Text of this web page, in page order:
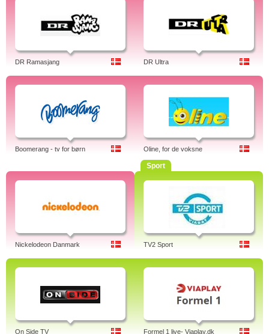
DR Ramasjang DR Ultra
Boomerang - tv for børn Oline, for de voksne
Nickelodeon Danmark
Sport
TV2 Sport
On Side TV Formel 1 live- Viaplay.dk